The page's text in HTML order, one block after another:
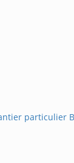
particulier